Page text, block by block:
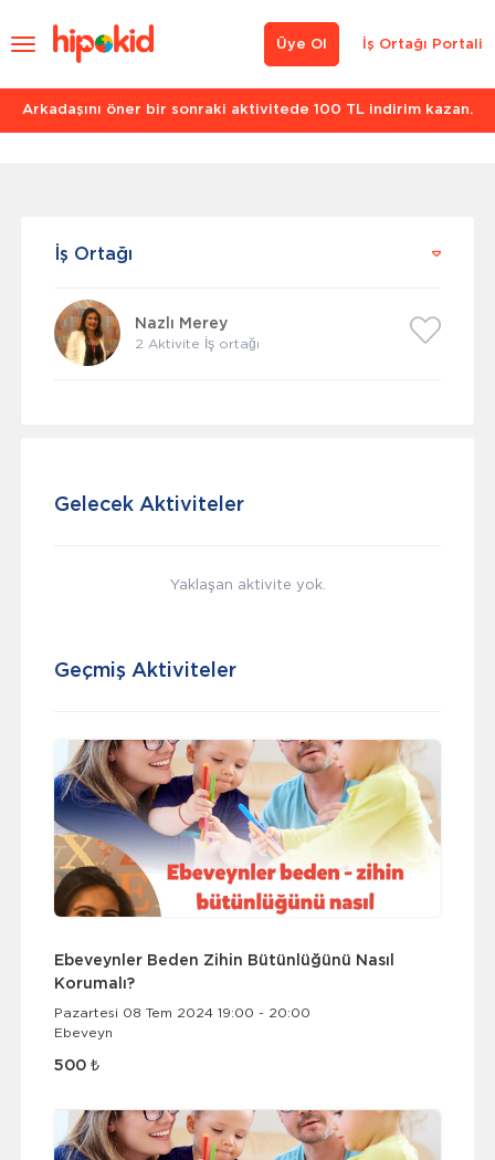
İş Ortağı Portali
Üye Ol
Arkadaşını öner bir sonraki aktivitede 100 TL indirim kazan.
İş Ortağı
Nazlı Merey
2 Aktivite İş ortağı
Gelecek Aktiviteler
Yaklaşan aktivite yok.
Geçmiş Aktiviteler
Ebeveynler Beden Zihin Bütünlüğünü Nasıl
Korumalı?
Pazartesi 08 Tem 2024 19:00 - 20:00
Ebeveyn
500 ₺